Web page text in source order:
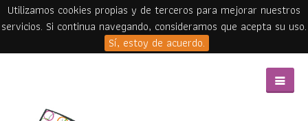
Utilizamos cookies propias y de terceros para mejorar nuestros
servicios. Si continua navegando, consideramos que acepta su uso.
Sí, estoy de acuerdo.